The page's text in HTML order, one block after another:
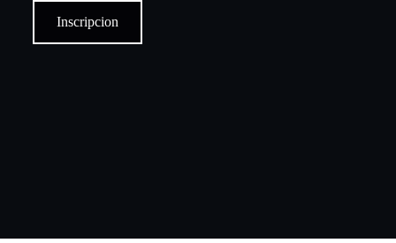
Inscripcion